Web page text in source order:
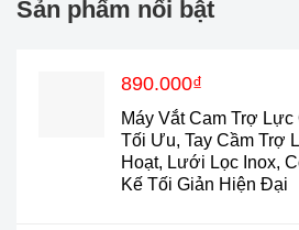
Sản phẩm nổi bật
Máy Vắt Cam Trợ
Tối Ưu, Tay Cầm Trợ
Hoạt, Lưới Lọc Inox,
Kế Tối Giản Hiện Đại
Giá
là:
1.285.000₫.
890.000₫
Giá
tại
là:
890.000₫.